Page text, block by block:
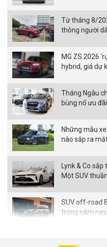
Từ tháng 8/
thông người
MG ZS 2026
hybrid, giá dự
Tháng Ngâu
bùng nổ ưu đãi
Những mẫu
nào sắp ra
Lynk & Co
Một SUV
SUV off-road
trong năm